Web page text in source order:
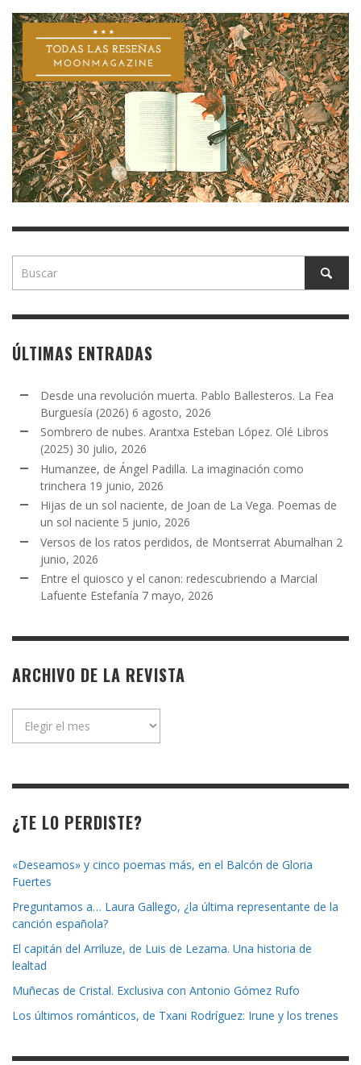
ÚLTIMAS ENTRADAS
Desde una revolución muerta. Pablo Ballesteros. La Fea
Burguesía (2026) 6 agosto, 2026
Sombrero de nubes. Arantxa Esteban López. Olé Libros
(2025) 30 julio, 2026
Humanzee, de Ángel Padilla. La imaginación como
trinchera 19 junio, 2026
Hijas de un sol naciente, de Joan de La Vega. Poemas de
un sol naciente 5 junio, 2026
Versos de los ratos perdidos, de Montserrat Abumalhan 2
junio, 2026
Entre el quiosco y el canon: redescubriendo a Marcial
Lafuente Estefanía 7 mayo, 2026
ARCHIVO DE LA REVISTA
¿TE LO PERDISTE?
«Deseamos» y cinco poemas más, en el Balcón de Gloria
Fuertes
Preguntamos a… Laura Gallego, ¿la última representante de la
canción española?
El capitán del Arriluze, de Luis de Lezama. Una historia de
lealtad
Muñecas de Cristal. Exclusiva con Antonio Gómez Rufo
Los últimos románticos, de Txani Rodríguez: Irune y los trenes